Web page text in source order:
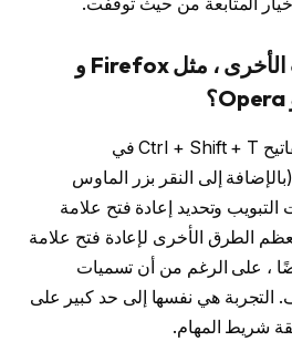
ماذا عن المتصفحات الأخرى ، مثل Firefox و
سيعمل اختصار لوحة المفاتيح Ctrl + Shift + T في
إلى النقر بزر الماوس
وتحديد إعادة فتح علامة
الطرق الأخرى لإعادة فتح علامة
، على الرغم من أن تسميات
التجربة هي نفسها إلى حد كبير على